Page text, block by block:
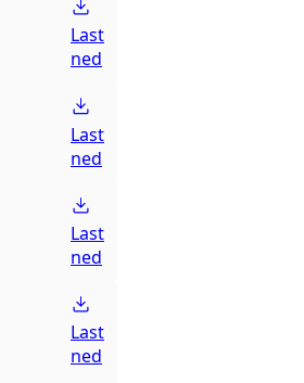
Last
ned
Last
ned
Last
ned
Last
ned